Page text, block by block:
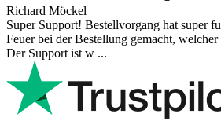
Richard Möckel
Super Support! Bestellvorgang hat super
Feuer bei der Bestellung gemacht,
Der Support ist w ...